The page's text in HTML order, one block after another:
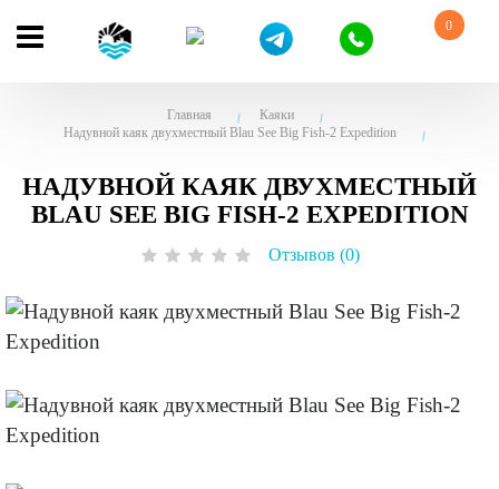
0
Главная
Каяки
Надувной каяк двухместный Blau See Big Fish-2 Expedition
НАДУВНОЙ КАЯК ДВУХМЕСТНЫЙ
BLAU SEE BIG FISH-2 EXPEDITION
Отзывов (0)